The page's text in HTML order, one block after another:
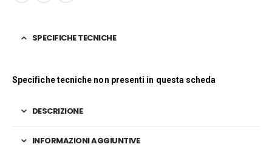
SPECIFICHE TECNICHE
Specifiche tecniche non presenti in questa scheda
DESCRIZIONE
INFORMAZIONI AGGIUNTIVE